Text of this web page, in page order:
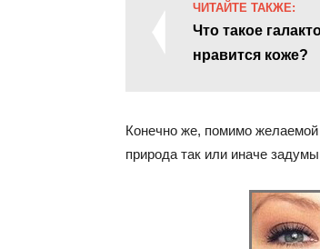
ЧИТАЙТЕ ТАКЖЕ:
Что такое
нравится коже?
Конечно же, помимо
природа так или иначе